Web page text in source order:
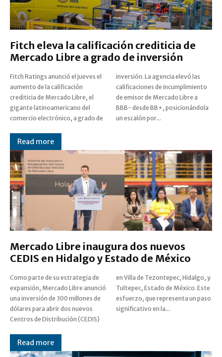
Fitch eleva la calificación crediticia de
Mercado Libre a grado de inversión
Fitch Ratings anunció el jueves el
aumento de la calificación
crediticia de Mercado Libre, el
gigante latinoamericano del
comercio electrónico, a grado de
inversión. La agencia elevó las
calificaciones de incumplimiento
de emisor de Mercado Libre a
BBB- desde BB+, posicionándola
un escalón por...
Read more
Mercado Libre inaugura dos nuevos
CEDIS en Hidalgo y Estado de México
Como parte de su estrategia de
expansión, Mercado Libre anunció
una inversión de 300 millones de
dólares para abrir dos nuevos
Centros de Distribución (CEDIS)
en Villa de Tezontepec, Hidalgo, y
Tultepec, Estado de México. Este
esfuerzo, que representa un paso
significativo en la...
Read more